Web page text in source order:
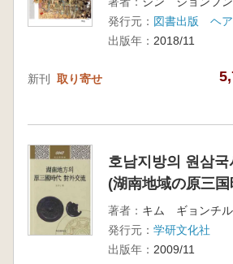
発行元： 図書出版 ヘ
出版年： 2018/11
新刊 取り寄せ
호남지방의 원삼
(湖南地域の原三
著者： キム ギョンチル
発行元： 学研文化社
出版年： 2009/11